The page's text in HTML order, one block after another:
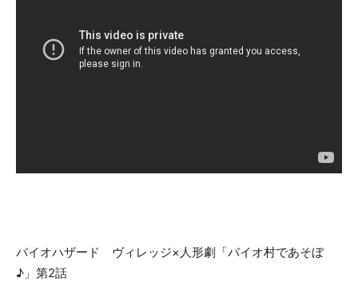
バイオハザード ヴィレッジ×人形劇「バイオ村であそぼ
♪」第2話